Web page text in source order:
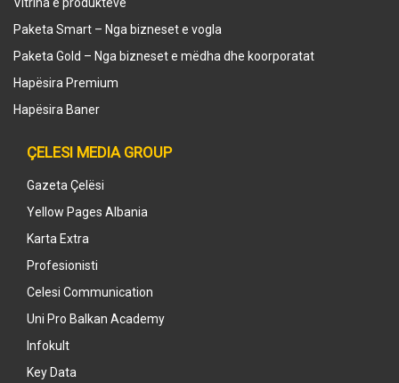
Paketa Smart – Nga bizneset e vogla
Paketa Gold – Nga bizneset e mëdha dhe koorporatat
Hapësira Premium
Hapësira Baner
ÇELESI MEDIA GROUP
Gazeta Çelësi
Yellow Pages Albania
Karta Extra
Profesionisti
Celesi Communication
Uni Pro Balkan Academy
Infokult
Key Data